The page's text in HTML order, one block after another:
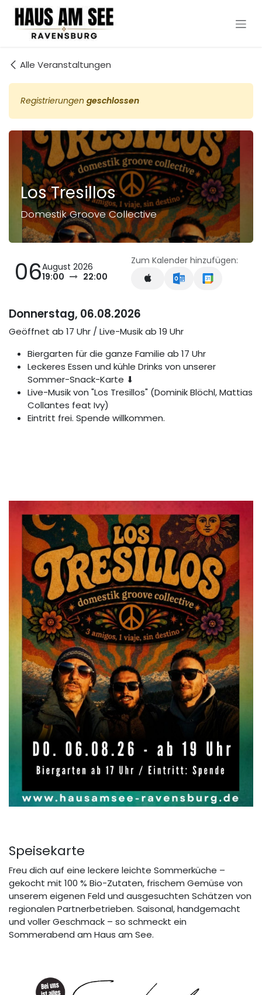
Zum Inhalt springen
Alle Veranstaltungen
Registrierungen geschlossen
Los Tresillos
Domestik Groove Collective
06August 2026
19:00
22:00
Zum Kalender hinzufügen:
Donnerstag, 06.08.2026
Geöffnet ab 17 Uhr / Live-Musik ab 19 Uhr
Biergarten für die ganze Familie ab 17 Uhr
Leckeres Essen und kühle Drinks von unserer
Sommer-Snack-Karte ⬇
Live-Musik von "Los Tresillos" (Dominik Blöchl, Mattias
Collantes feat Ivy)
Eintritt frei. Spende willkommen.
Speisekarte
Freu dich auf eine leckere leichte Sommerküche –
gekocht mit 100 % Bio-Zutaten, frischem Gemüse von
unserem eigenen Feld und ausgesuchten Schätzen von
regionalen Partnerbetrieben. Saisonal, handgemacht
und voller Geschmack – so schmeckt ein
Sommerabend am Haus am See.